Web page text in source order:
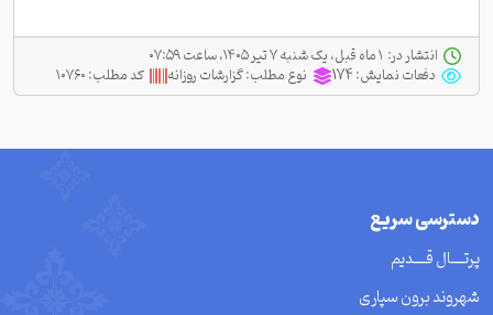
انتشار در:
دفعات نمایش:174 نوع مطلب:گزارشات روزانه کد مطلب:۱۰۷۶۰
دسترسی سریع
پرتــــال قــــدیم
شهروند برون سپاری